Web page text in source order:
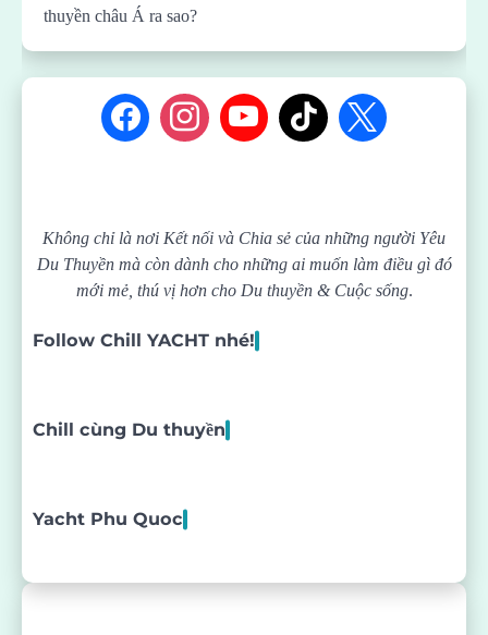
thuyền châu Á ra sao?
Không chỉ là nơi Kết nối và Chia sẻ của những người Yêu
Du Thuyền mà còn dành cho những ai muốn làm điều gì đó
mới mẻ, thú vị hơn cho Du thuyền & Cuộc sống.
Follow Chill YACHT nhé!
Chill cùng Du thuyền
Yacht Phu Quoc